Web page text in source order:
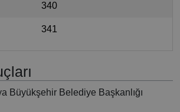
340
341
Büyükşehir Belediye Başkanlığı